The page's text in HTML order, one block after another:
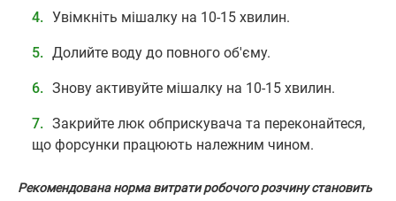
Увімкніть мішалку на 10-15 хвилин.
Долийте воду до повного об'єму.
Знову активуйте мішалку на 10-15 хвилин.
Закрийте люк обприскувача та переконайтеся,
що форсунки працюють належним чином.
Рекомендована норма витрати робочого розчину становить